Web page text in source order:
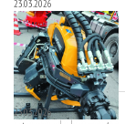
23.03.2026
23.03.2026